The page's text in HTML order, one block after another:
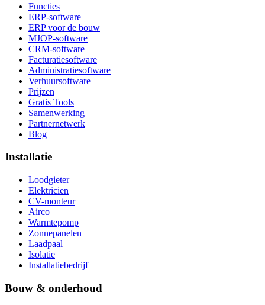
Functies
ERP-software
ERP voor de bouw
MJOP-software
CRM-software
Facturatiesoftware
Administratiesoftware
Verhuursoftware
Prijzen
Gratis Tools
Samenwerking
Partnernetwerk
Blog
Installatie
Loodgieter
Elektricien
CV-monteur
Airco
Warmtepomp
Zonnepanelen
Laadpaal
Isolatie
Installatiebedrijf
Bouw & onderhoud